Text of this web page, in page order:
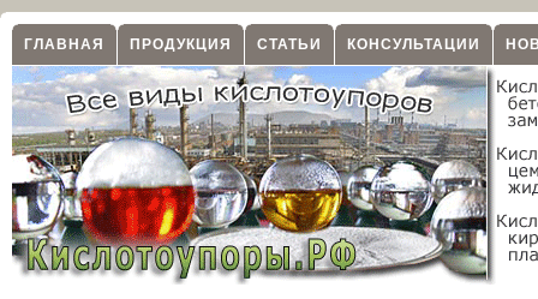
ГЛАВНАЯ ПРОДУКЦИЯ СТАТЬИ КОНСУЛЬТАЦИИ